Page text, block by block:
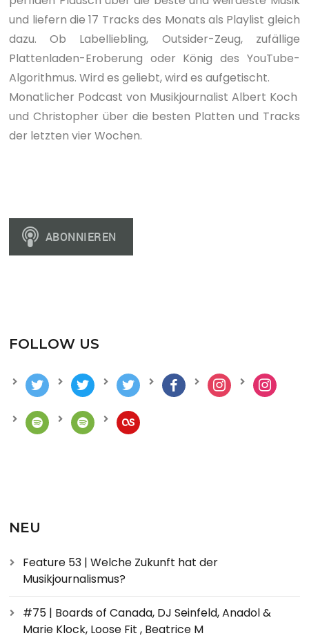
und liefern die 17 Tracks des Monats als Playlist gleich
dazu. Ob Labelliebling, Outsider-Zeug, zufällige
Plattenladen-Eroberung oder König des YouTube-
Algorithmus. Wird es geliebt, wird es aufgetischt.
Monatlicher Podcast von Musikjournalist Albert Koch
und Christopher über die besten Platten und Tracks
der letzten vier Wochen.
FOLLOW US
NEU
Feature 53 | Welche Zukunft hat der
Musikjournalismus?
#75 | Boards of Canada, DJ Seinfeld, Anadol &
Marie Klock, Loose Fit , Beatrice M